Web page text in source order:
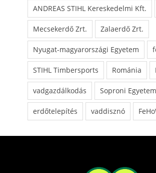
ANDREAS STIHL Kereskedelmi Kft.
Mecsekerdő Zrt. Zalaerdő Zrt.
Nyugat-magyarországi Egyetem
STIHL Timbersports Románia
vadgazdálkodás Soproni Egyetem
erdőtelepítés vaddisznó